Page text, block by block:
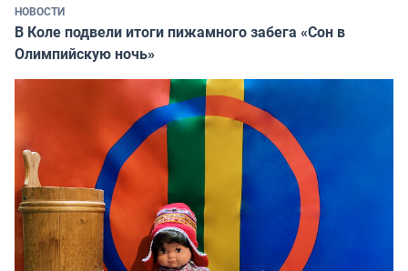
НОВОСТИ
В Коле подвели итоги пижамного забега «Сон в
Олимпийскую ночь»